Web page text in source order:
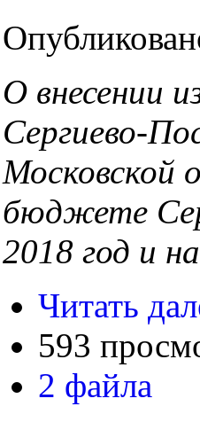
О внесении
Сергиево-
Московской
бюджете
2018 год и
Читать
593
2 файла